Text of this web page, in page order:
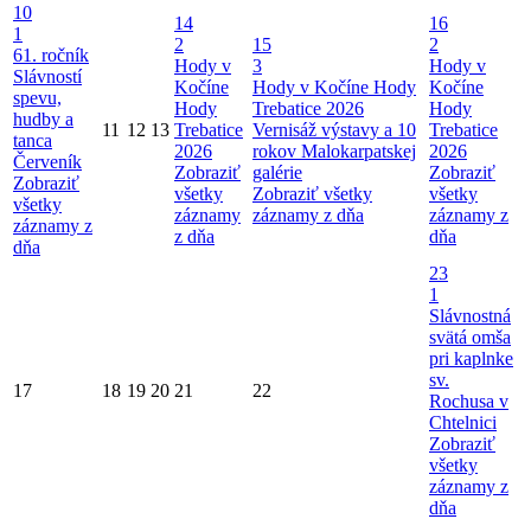
10
1
61. ročník
Slávností
spevu,
hudby a
tanca
Červeník
Zobraziť
všetky
záznamy z
dňa
11 12 13
14
2
Hody v
Kočíne
Hody
Trebatice
2026
Zobraziť
všetky
záznamy
z dňa
15
3
Hody v Kočíne Hody
Trebatice 2026
Vernisáž výstavy a 10
rokov Malokarpatskej
galérie
Zobraziť všetky
záznamy z dňa
16
2
Hody v
Kočíne
Hody
Trebatice
2026
Zobraziť
všetky
záznamy z
dňa
17 18 19 20 21 22
23
1
Slávnostná
svätá omša
pri kaplnke
sv.
Rochusa v
Chtelnici
Zobraziť
všetky
záznamy z
dňa